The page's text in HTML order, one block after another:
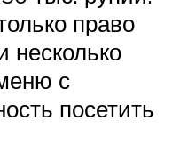
право
несколько
с
посетить